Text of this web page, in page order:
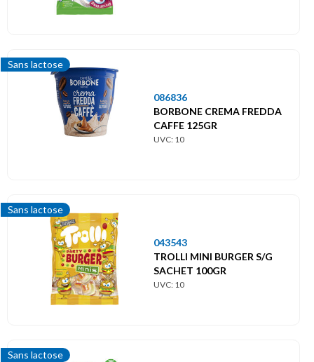
Sans lactose
086836
BORBONE CREMA FREDDA
CAFFE 125GR
UVC: 10
Sans lactose
043543
TROLLI MINI BURGER S/G
SACHET 100GR
UVC: 10
Sans lactose